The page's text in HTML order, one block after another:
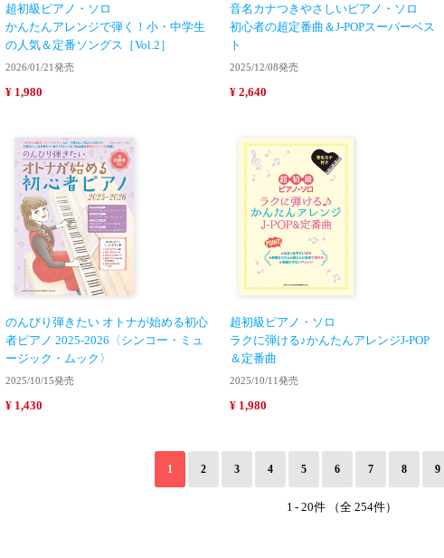
超初級ピアノ・ソロ
かんたんアレンジで弾く！小・中学生
の人気＆定番ソングス［Vol.2］
2026/01/21発売
¥ 1,980
音名カナつきやさしいピアノ・ソロ
初心者の超定番曲＆J-POPスーパーベス
ト
2025/12/08発売
¥ 2,640
のんびり弾きたい オトナが始める初心
者ピアノ 2025-2026〈シンコー・ミュ
ージック・ムック〉
2025/10/15発売
¥ 1,430
超初級ピアノ・ソロ
ラクに弾ける♪かんたんアレンジJ-POP
＆定番曲
2025/10/11発売
¥ 1,980
1 2 3 4 5 6 7 8 9
1 - 20件 （全 254件）